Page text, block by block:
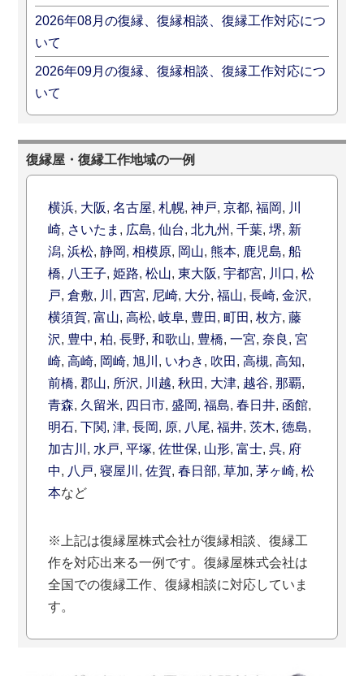
2026年08月の復縁、復縁相談、復縁工作対応につ
いて
2026年09月の復縁、復縁相談、復縁工作対応につ
いて
復縁屋・復縁工作地域の一例
横浜, 大阪, 名古屋, 札幌, 神戸, 京都, 福岡, 川
崎, さいたま , 広島, 仙台, 北九州 , 千葉, 堺, 新
潟, 浜松, 静岡, 相模原, 岡山, 熊本, 鹿児島, 船
橋, 八王子, 姫路, 松山, 東大阪, 宇都宮, 川口, 松
戸, 倉敷, 川 , 西宮, 尼崎, 大分, 福山, 長崎, 金沢,
横須賀, 富山, 高松, 岐阜, 豊田 , 町田 , 枚方, 藤
沢, 豊中, 柏, 長野, 和歌山, 豊橋, 一宮, 奈良 , 宮
崎, 高崎, 岡崎, 旭川 , いわき , 吹田 , 高槻, 高知,
前橋, 郡山, 所沢, 川越, 秋田 , 大津, 越谷, 那覇,
青森, 久留米, 四日市, 盛岡, 福島, 春日井, 函館,
明石, 下関, 津, 長岡, 原, 八尾, 福井, 茨木, 徳島,
加古川 , 水戸, 平塚, 佐世保, 山形, 富士, 呉, 府
中, 八戸, 寝屋川 , 佐賀, 春日部, 草加, 茅ヶ崎, 松
本など
※上記は復縁屋株式会社が復縁相談、復縁工
作を対応出来る一例です。復縁屋株式会社は
全国での復縁工作、復縁相談に対応していま
す。